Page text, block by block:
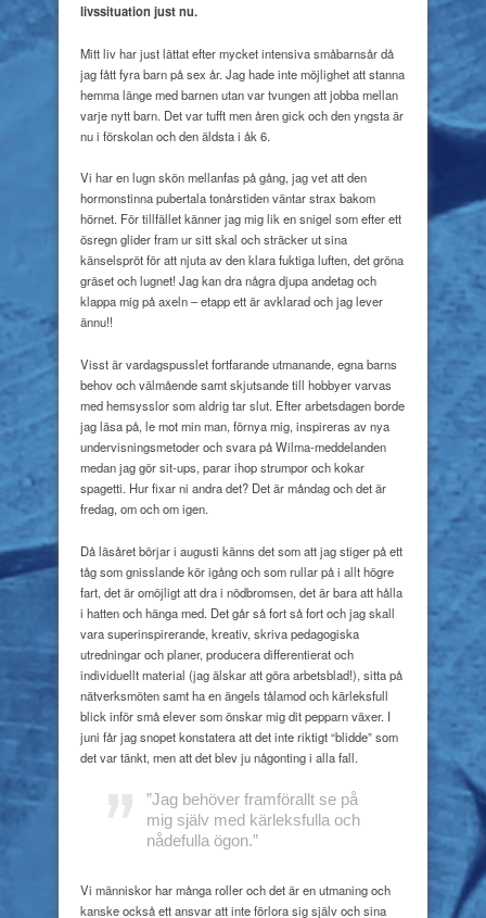
livssituation just nu.
Mitt liv har just lättat efter mycket intensiva småbarnsår då
jag fått fyra barn på sex år. Jag hade inte möjlighet att stanna
hemma länge med barnen utan var tvungen att jobba mellan
varje nytt barn. Det var tufft men åren gick och den yngsta är
nu i förskolan och den äldsta i åk 6.
Vi har en lugn skön mellanfas på gång, jag vet att den
hormonstinna pubertala tonårstiden väntar strax bakom
hörnet. För tillfället känner jag mig lik en snigel som efter ett
ösregn glider fram ur sitt skal och sträcker ut sina
känselspröt för att njuta av den klara fuktiga luften, det gröna
gräset och lugnet! Jag kan dra några djupa andetag och
klappa mig på axeln – etapp ett är avklarad och jag lever
ännu!!
Visst är vardagspusslet fortfarande utmanande, egna barns
behov och välmående samt skjutsande till hobbyer varvas
med hemsysslor som aldrig tar slut. Efter arbetsdagen borde
jag läsa på, le mot min man, förnya mig, inspireras av nya
undervisningsmetoder och svara på Wilma-meddelanden
medan jag gör sit-ups, parar ihop strumpor och kokar
spagetti. Hur fixar ni andra det? Det är måndag och det är
fredag, om och om igen.
Då läsåret börjar i augusti känns det som att jag stiger på ett
tåg som gnisslande kör igång och som rullar på i allt högre
fart, det är omöjligt att dra i nödbromsen, det är bara att hålla
i hatten och hänga med. Det går så fort så fort och jag skall
vara superinspirerande, kreativ, skriva pedagogiska
utredningar och planer, producera differentierat och
individuellt material (jag älskar att göra arbetsblad!), sitta på
nätverksmöten samt ha en ängels tålamod och kärleksfull
blick inför små elever som önskar mig dit pepparn växer. I
juni får jag snopet konstatera att det inte riktigt “blidde” som
det var tänkt, men att det blev ju någonting i alla fall.
”Jag behöver framförallt se på
mig själv med kärleksfulla och
nådefulla ögon.”
Vi människor har många roller och det är en utmaning och
kanske också ett ansvar att inte förlora sig själv och sina